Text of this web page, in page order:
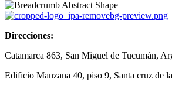
Direcciones:
Catamarca 863, San Miguel de Tucumán,
Edificio Manzana 40, piso 9, Santa cruz de